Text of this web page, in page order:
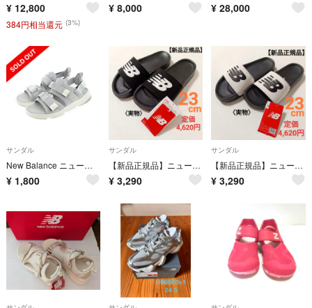
¥ 12,800
384円相当還元 (3%)
¥ 8,000 ¥ 28,000
サンダル
New Balance ニューバランス サンダル 25cm グレー 【古着】【中古】【送料無料】
¥ 1,800
サンダル
【新品正規品】ニューバランス サンダル 23cm 定価4620円
¥ 3,290
サンダル
【新品正規品】ニューバランス サンダル 23cm 定価4620円
¥ 3,290